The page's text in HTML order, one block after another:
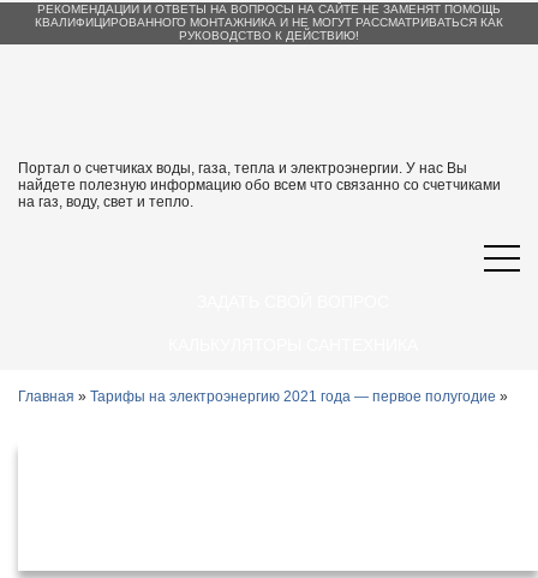
РЕКОМЕНДАЦИИ И ОТВЕТЫ НА ВОПРОСЫ НА САЙТЕ НЕ ЗАМЕНЯТ ПОМОЩЬ
КВАЛИФИЦИРОВАННОГО МОНТАЖНИКА И НЕ МОГУТ РАССМАТРИВАТЬСЯ КАК
РУКОВОДСТВО К ДЕЙСТВИЮ!
Портал о счетчиках воды, газа, тепла и электроэнергии. У нас Вы
найдете полезную информацию обо всем что связанно со счетчиками
на газ, воду, свет и тепло.
Главная » Тарифы на электроэнергию 2021 года — первое полугодие »